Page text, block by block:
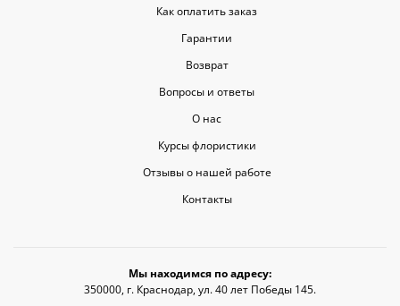
Как оплатить заказ
Гарантии
Возврат
Вопросы и ответы
О нас
Курсы флористики
Отзывы о нашей работе
Контакты
Мы находимся по адресу:
350000, г. Краснодар, ул. 40 лет Победы 145.